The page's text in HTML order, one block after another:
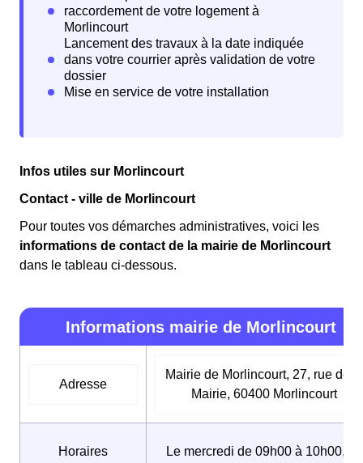
Infos utiles sur Morlincourt
Contact - ville de Morlincourt
Pour toutes vos démarches administratives, voici les
informations de contact de la mairie de Morlincourt
dans le tableau ci-dessous.
Informations mairie de Morlincourt
Adresse
Mairie de Morlincourt, 27, rue de la
Mairie, 60400 Morlincourt
Horaires
Le mercredi de 09h00 à 10h00, Le